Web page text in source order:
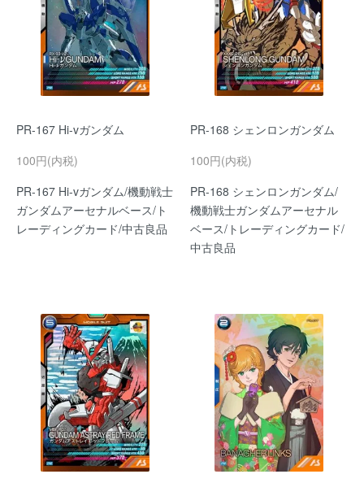
PR-167 Hi-vガンダム
100円(内税)
PR-167 Hi-vガンダム/機動戦士
ガンダムアーセナルベース/ト
レーディングカード/中古良品
PR-168 シェンロンガンダム
100円(内税)
PR-168 シェンロンガンダム/
機動戦士ガンダムアーセナル
ベース/トレーディングカード/
中古良品